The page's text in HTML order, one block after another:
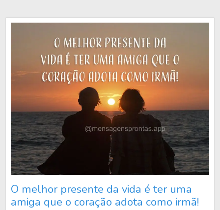
O melhor presente da vida é ter uma
amiga que o coração adota como irmã!